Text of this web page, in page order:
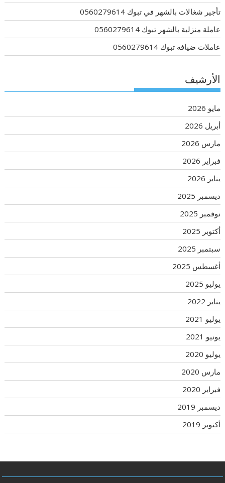
تأجير شغالات بالشهر في تبوك 0560279614
عاملة منزلية بالشهر تبوك 0560279614
عاملات ضيافه تبوك 0560279614
الأرشيف
مايو 2026
أبريل 2026
مارس 2026
فبراير 2026
يناير 2026
ديسمبر 2025
نوفمبر 2025
أكتوبر 2025
سبتمبر 2025
أغسطس 2025
يوليو 2025
يناير 2022
يوليو 2021
يونيو 2021
يوليو 2020
مارس 2020
فبراير 2020
ديسمبر 2019
أكتوبر 2019